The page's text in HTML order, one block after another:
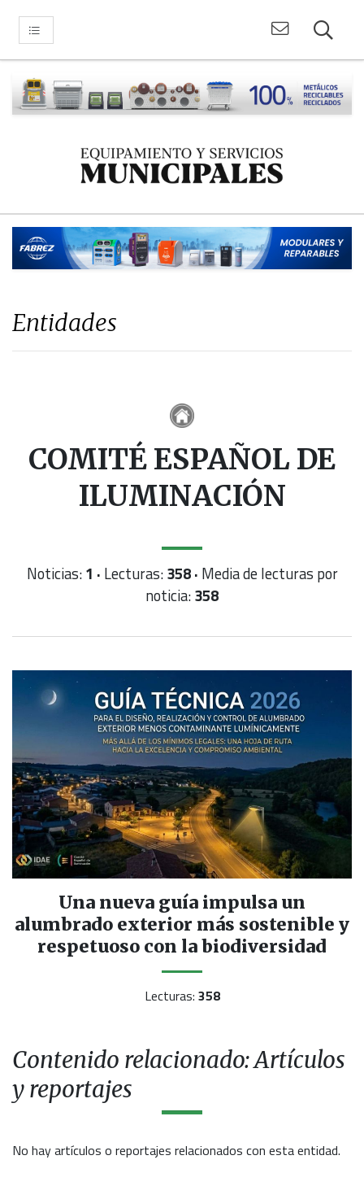
Entidades
COMITÉ ESPAÑOL DE
ILUMINACIÓN
Noticias:1 · Lecturas:358 · Media de lecturas por
noticia:358
Una nueva guía impulsa un
alumbrado exterior más sostenible y
respetuoso con la biodiversidad
Lecturas: 358
Contenido relacionado: Artículos
y reportajes
No hay artículos o reportajes relacionados con esta entidad.